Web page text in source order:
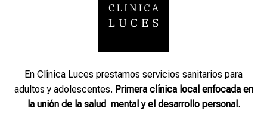
En Clínica Luces prestamos servicios sanitarios para
adultos y adolescentes. Primera clínica local enfocada en
la unión de la salud mental y el desarrollo personal.